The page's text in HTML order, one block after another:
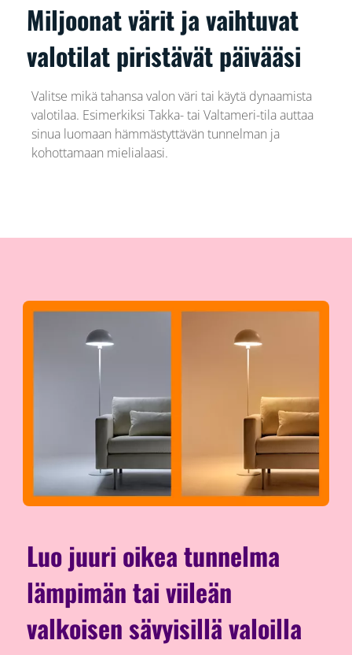
Miljoonat värit ja vaihtuvat
valotilat piristävät päivääsi
Valitse mikä tahansa valon väri tai käytä dynaamista
valotilaa. Esimerkiksi Takka- tai Valtameri-tila auttaa
sinua luomaan hämmästyttävän tunnelman ja
kohottamaan mielialaasi.
Luo juuri oikea tunnelma
lämpimän tai viileän
valkoisen sävyisillä valoilla